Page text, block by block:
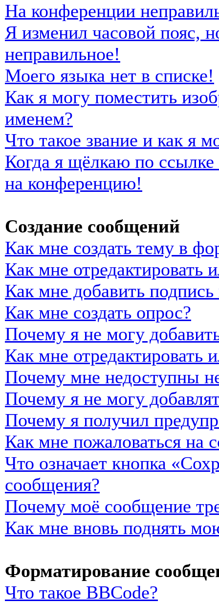
На конференции
Я изменил часовой пояс,
неправильное!
Моего языка нет в списке!
Как я могу поместить
именем?
Что такое звание и как я
Когда я щёлкаю по
на конференцию!
Создание сообщений
Как мне создать тему в
Как мне отредактировать
Как мне добавить
Как мне создать опрос?
Почему я не могу
Как мне отредактировать
Почему мне недоступны
Почему я не могу
Почему я получил
Как мне пожаловаться на
Что означает кнопка
сообщения?
Почему моё сообщение
Как мне вновь поднять
Форматирование
Что такое BBCode?